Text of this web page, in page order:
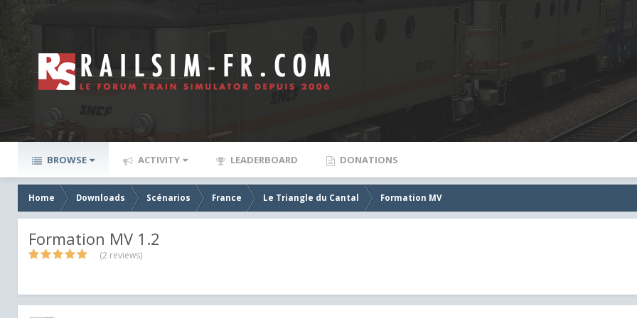
BROWSE ACTIVITY LEADERBOARD DONATIONS
Home Downloads Scénarios France Le Triangle du Cantal Formation MV
Formation MV 1.2
(2 reviews)